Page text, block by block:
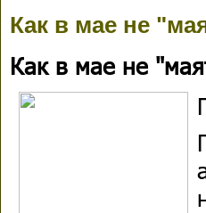
Как в мае не
Как в мае не